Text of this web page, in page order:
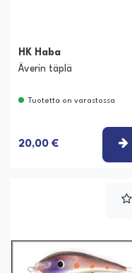
HK Haba
Äverin täplä
Tuotetta on varastossa
20,00 €